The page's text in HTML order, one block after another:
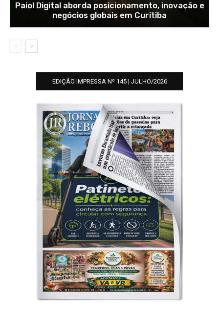
Paiol Digital aborda posicionamento, inovação e
negócios globais em Curitiba
EDIÇÃO IMPRESSA Nº 145 | JULHO/2026